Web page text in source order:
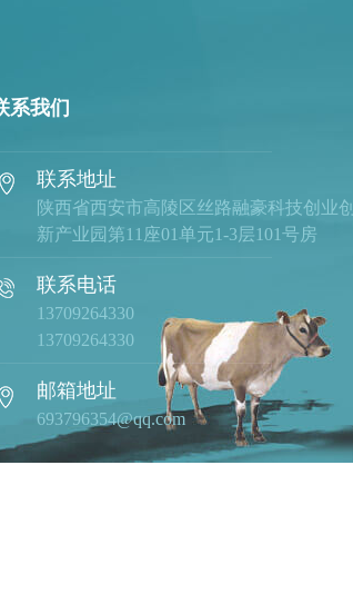
系我们
联系地址
陕西省西安市高陵区丝路融豪科技创业创
新产业园第11座01单元1-3层101号房
联系电话
13709264330
13709264330
邮箱地址
693796354@qq.com